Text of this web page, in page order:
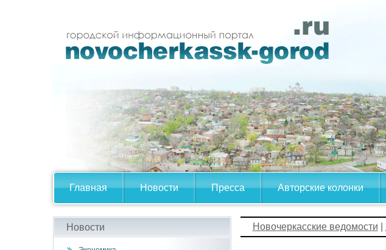
Главная Новости Пресса Авторские колонки
Новости Новочеркасские ведомости